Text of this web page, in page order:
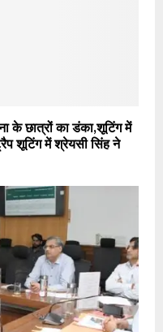
के छात्रों का डंका,शूटिंग में
शूटिंग में श्रेयसी सिंह ने